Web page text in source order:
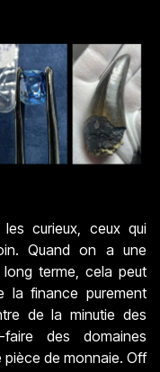
curieux, ceux qui
Quand on a une
terme, cela peut
la finance purement
de la minutie des
faire des domaines
pièce de monnaie. Off